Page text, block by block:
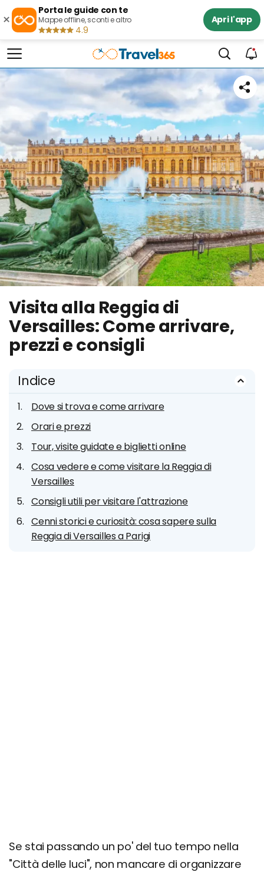
×
Porta le guide con te
Mappe offline, sconti e altro
4.9
Apri l'app
Visita alla Reggia di
Versailles: Come arrivare,
prezzi e consigli
Indice
Dove si trova e come arrivare
Orari e prezzi
Tour, visite guidate e biglietti online
Cosa vedere e come visitare la Reggia di
Versailles
Consigli utili per visitare l'attrazione
Cenni storici e curiosità: cosa sapere sulla
Reggia di Versailles a Parigi
Se stai passando un po' del tuo tempo nella
"Città delle luci", non mancare di organizzare